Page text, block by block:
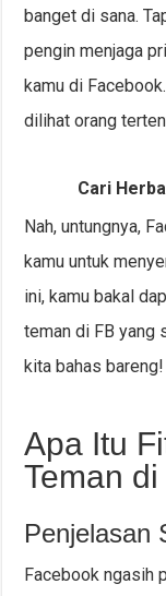
banget di sana.
pengin menjaga
kamu di
dilihat orang
Cari
Nah, untungnya,
kamu untuk
ini, kamu bakal
teman di FB yang
kita bahas bareng!
Apa Itu
Teman
Penjelasan
Facebook ngasih